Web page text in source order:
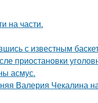
на части.
с известным
приостановки
асмус.
Валерия Чекалина